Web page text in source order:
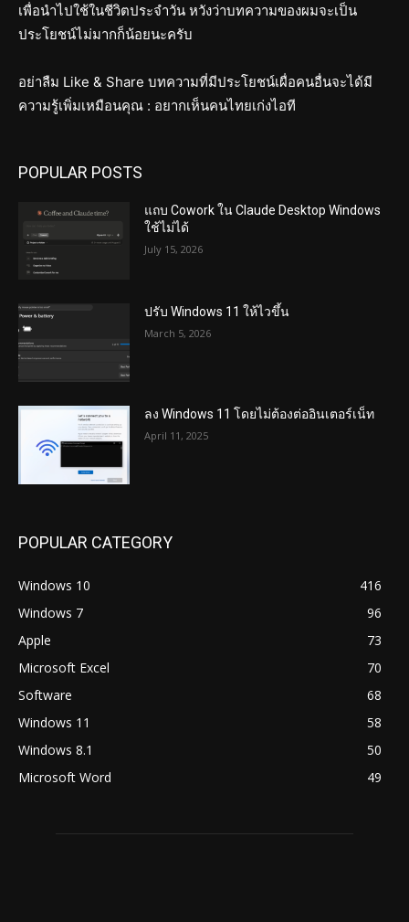
เพื่อนำไปใช้ในชีวิตประจำวัน หวังว่าบทความของผมจะเป็น
ประโยชน์ไม่มากก็น้อยนะครับ
อย่าลืม Like & Share บทความที่มีประโยชน์เผื่อคนอื่นจะได้มี
ความรู้เพิ่มเหมือนคุณ : อยากเห็นคนไทยเก่งไอที
POPULAR POSTS
แถบ Cowork ใน Claude Desktop Windows
ใช้ไม่ได้
July 15, 2026
ปรับ Windows 11 ให้ไวขึ้น
March 5, 2026
ลง Windows 11 โดยไม่ต้องต่ออินเตอร์เน็ท
April 11, 2025
POPULAR CATEGORY
Windows 10
416
Windows 7
96
Apple
73
Microsoft Excel
70
Software
68
Windows 11
58
Windows 8.1
50
Microsoft Word
49